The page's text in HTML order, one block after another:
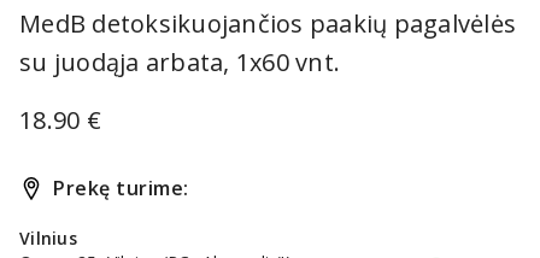
MedB detoksikuojančios paakių pagalvėlės
su juodąja arbata, 1x60 vnt.
18.90 €
Prekę turime:
Vilnius